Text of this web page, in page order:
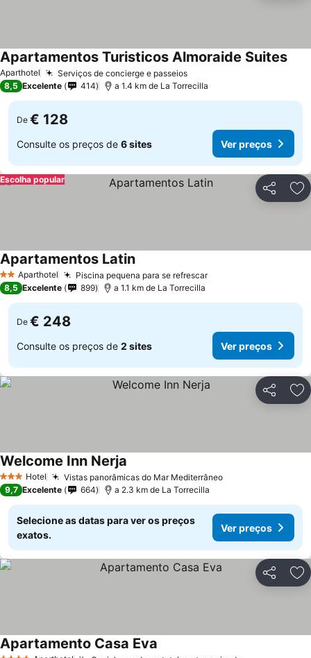
Aparthotel Serviços de concierge e passeios
Apartamentos Turisticos Almoraide Suites
8,5 Excelente 414 a 1.4 km de La Torrecilla
De € 128
Consulte os preços de 6 sites Ver preços
Partilhar
Escolha popular
2 EstrelasAparthotel Piscina pequena para se refrescar
Apartamentos Latin
8,5 Excelente 899 a 1.1 km de La Torrecilla
De € 248
Consulte os preços de 2 sites Ver preços
Partilhar
3 EstrelasHotel Vistas panorâmicas do Mar Mediterrâneo
Welcome Inn Nerja
9,7 Excelente 664 a 2.3 km de La Torrecilla
Selecione as datas para ver os preços
exatos.
Ver preços
Partilhar
Apartamento Casa Eva